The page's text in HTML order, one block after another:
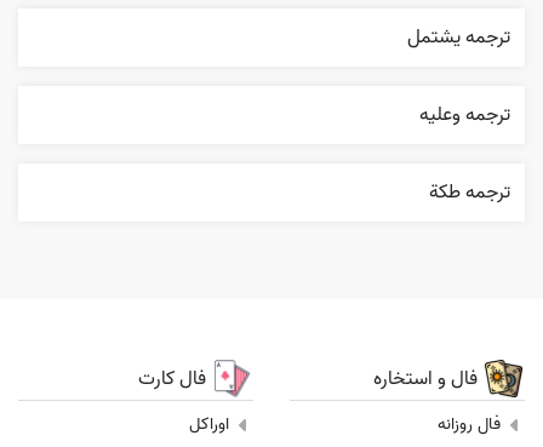
ترجمه يشتمل
ترجمه وعليه
ترجمه طکة
فال و استخاره
فال روزانه
فال کارت
اوراکل